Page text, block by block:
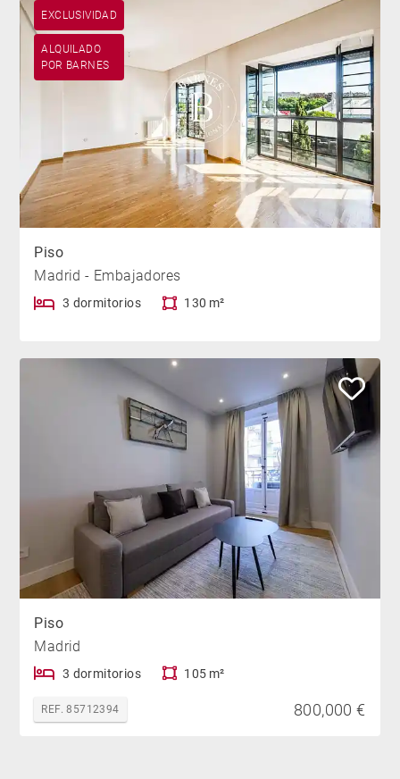
EXCLUSIVIDAD
ALQUILADO
POR BARNES
Piso
Madrid - Embajadores
3 dormitorios 130 m²
Piso
Madrid
3 dormitorios 105 m²
REF. 85712394 800,000 €